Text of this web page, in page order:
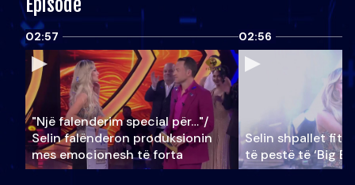
02:57
"Një falenderim special për…"/
Selin falënderon produksionin
mes emocionesh të forta
02:56
Selin shpallet
të pestë të ‘Big